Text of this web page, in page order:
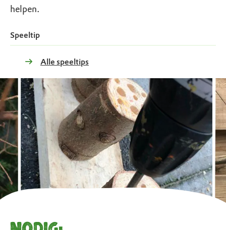
helpen.
Speeltip
Alle speeltips